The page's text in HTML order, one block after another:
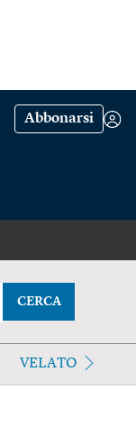
Abbonarsi
CERCA
VELATO